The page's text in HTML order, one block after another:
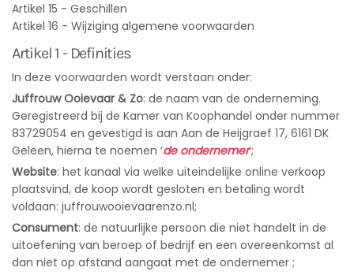
Artikel 15 - Geschillen
Artikel 16 - Wijziging algemene voorwaarden
Artikel 1 - Definities
In deze voorwaarden wordt verstaan onder:
Juffrouw Ooievaar & Zo: de naam van de onderneming.
Geregistreerd bij de Kamer van Koophandel onder nummer
83729054 en gevestigd is aan Aan de Heijgraef 17, 6161 DK
Geleen, hierna te noemen ‘de ondernemer’;
Website: het kanaal via welke uiteindelijke online verkoop
plaatsvind, de koop wordt gesloten en betaling wordt
voldaan: juffrouwooievaarenzo.nl;
Consument: de natuurlijke persoon die niet handelt in de
uitoefening van beroep of bedrijf en een overeenkomst al
dan niet op afstand aangaat met de ondernemer ;